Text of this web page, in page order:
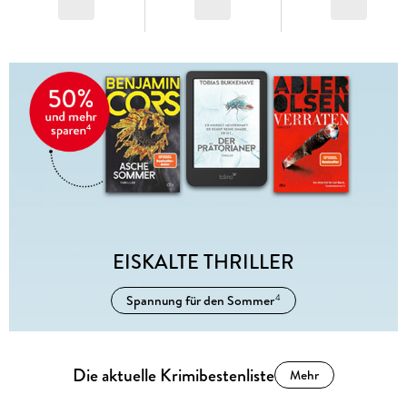
EISKALTE THRILLER
Spannung für den Sommer4
Die aktuelle Krimibestenliste Mehr